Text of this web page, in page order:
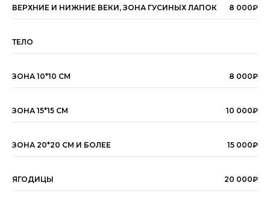
ВЕРХНИЕ И НИЖНИЕ ВЕКИ, ЗОНА ГУСИНЫХ ЛАПОК 8 000₽
ТЕЛО
ЗОНА 10*10 СМ 8 000₽
ЗОНА 15*15 СМ 10 000₽
ЗОНА 20*20 СМ И БОЛЕЕ 15 000₽
ЯГОДИЦЫ 20 000₽